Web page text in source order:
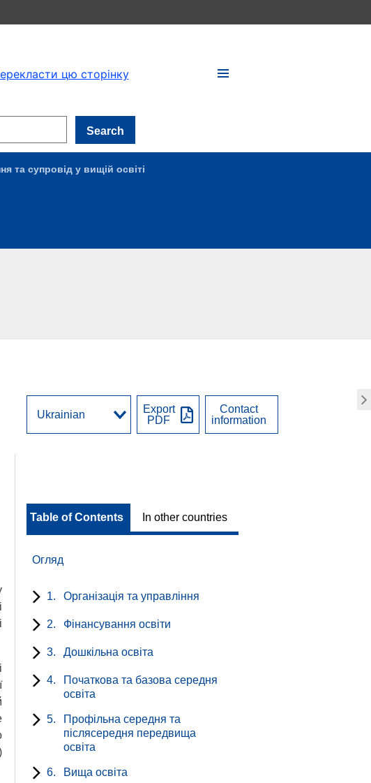
цю сторінку
Search
та супровід у вищій освіті
Export
PDF
Contact
information
Table of Contents In other countries
Огляд
1. Організація та управління
2. Фінансування освіти
3. Дошкільна освіта
4.
Початкова та базова середня
освіта
5.
Профільна середня та
післясередня передвища
освіта
6. Вища освіта